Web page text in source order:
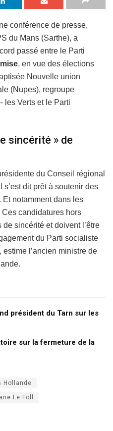
conférence de presse,
du Mans (Sarthe), a
passé entre le Parti
, en vue des élections
Nouvelle union
(Nupes), regroupe
les Verts et le Parti
sincérité » de
du Conseil régional
s’est dit prêt à soutenir des
notamment dans les
candidatures hors
sincérité et doivent l’être
du Parti socialiste
l’ancien ministre de
président du Tarn sur les
sur la fermeture de la
Hollande
Le Foll